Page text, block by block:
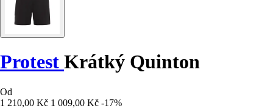
Protest Krátký Quinton
Od
1 210,00 Kč 1 009,00 Kč -17%